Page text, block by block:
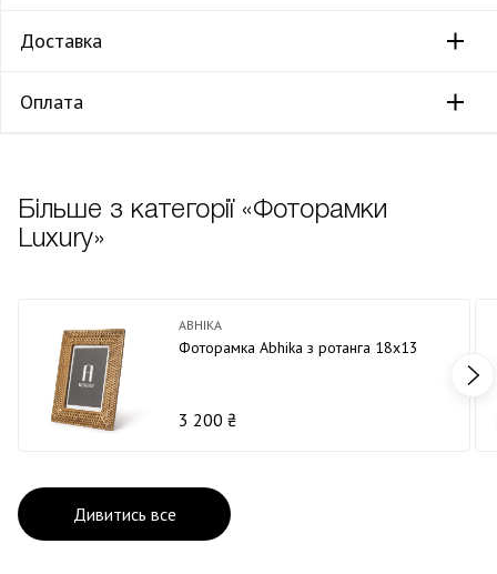
Доставка
Оплата
Більше з категорії «Фоторамки
Luxury»
ABHIKA
Фоторамка Abhika з ротанга 18х13
3 200 ₴
Дивитись все